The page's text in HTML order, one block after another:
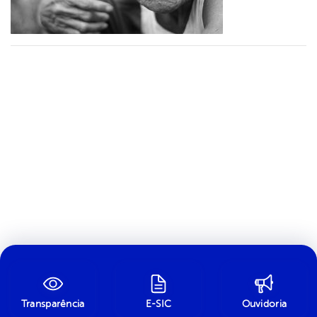
Transparência E-SIC Ouvidoria